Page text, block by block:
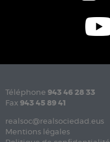
Téléphone 943 46 28 33
Fax 943 45 89 41
realsoc@realsociedad.eus
Mentions légales